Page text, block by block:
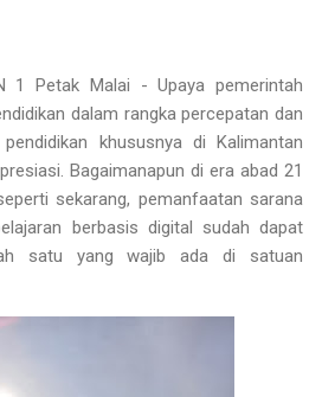
1 Petak Malai - Upaya pemerintah
dalam rangka percepatan dan
khususnya di Kalimantan
Bagaimanapun di era abad 21
sekarang, pemanfaatan sarana
berbasis digital sudah dapat
satu yang wajib ada di satuan